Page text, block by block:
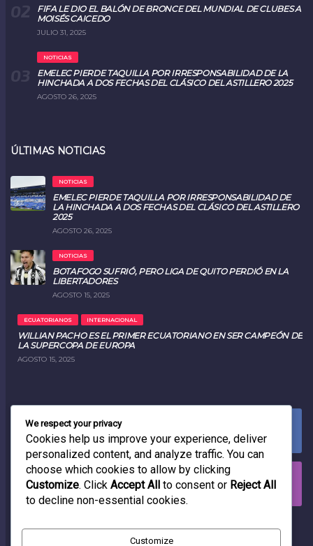
FIFA LE DIO EL BALÓN DE BRONCE DEL MUNDIAL DE CLUBES A
MOISÉS CAICEDO
JULIO 31, 2025
NOTICIAS
EMELEC PIERDE TAQUILLA POR IRRESPONSABILIDAD DE LA
HINCHADA A DOS FECHAS DEL CLÁSICO DEL ASTILLERO 2025
AGOSTO 26, 2025
ÚLTIMAS NOTICIAS
NOTICIAS
EMELEC PIERDE TAQUILLA POR IRRESPONSABILIDAD DE
LA HINCHADA A DOS FECHAS DEL CLÁSICO DEL ASTILLERO
2025
AGOSTO 26, 2025
NOTICIAS
BOTAFOGO SUFRIÓ, PERO LIGA DE QUITO PERDIÓ EN LA
LIBERTADORES
AGOSTO 15, 2025
ECUATORIANOS INTERNACIONAL
WILLIAN PACHO ES EL PRIMER ECUATORIANO EN SER CAMPEÓN DE
LA SUPERCOPA DE EUROPA
AGOSTO 15, 2025
FACEBOOK
0LIKES
INSTAGRAM
0FOLLOWERS
RADIO
We respect your privacy
Cookies help us improve your experience, deliver
personalized content, and analyze traffic. You can
choose which cookies to allow by clicking
Customize. Click Accept All to consent or Reject All
to decline non-essential cookies.
Customize